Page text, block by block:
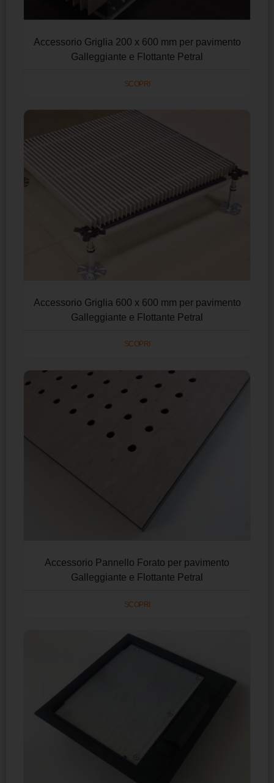
Accessorio Griglia 200 x 600 mm per pavimento
Galleggiante e Flottante Petral
SCOPRI
Accessorio Griglia 600 x 600 mm per pavimento
Galleggiante e Flottante Petral
SCOPRI
Accessorio Pannello Forato per pavimento
Galleggiante e Flottante Petral
SCOPRI